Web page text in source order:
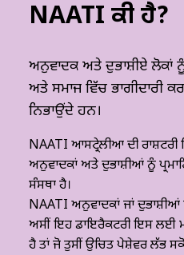
NAATI ਕੀ ਹੈ?
ਅਨੁਵਾਦਕ ਅਤੇ ਦੁਭਾਸ਼ੀਏ
ਅਤੇ ਸਮਾਜ ਵਿੱਚ ਭਾਗੀਦਾਰੀ
ਨਿਭਾਉਂਦੇ ਹਨ।
NAATI ਆਸਟ੍ਰੇਲੀਆ ਦੀ
ਅਨੁਵਾਦਕਾਂ ਅਤੇ ਦੁਭਾਸ਼ੀਆਂ ਨੂੰ
ਸੰਸਥਾ ਹੈ।
NAATI ਅਨੁਵਾਦਕਾਂ ਜਾਂ ਦੁਭਾਸ਼ੀਆਂ
ਅਸੀਂ ਇਹ ਡਾਇਰੈਕਟਰੀ ਇਸ ਲਈ
ਹੈ ਤਾਂ ਜੋ ਤੁਸੀਂ ਉਚਿਤ ਪੇਸ਼ੇਵਰ ਲੱਭ